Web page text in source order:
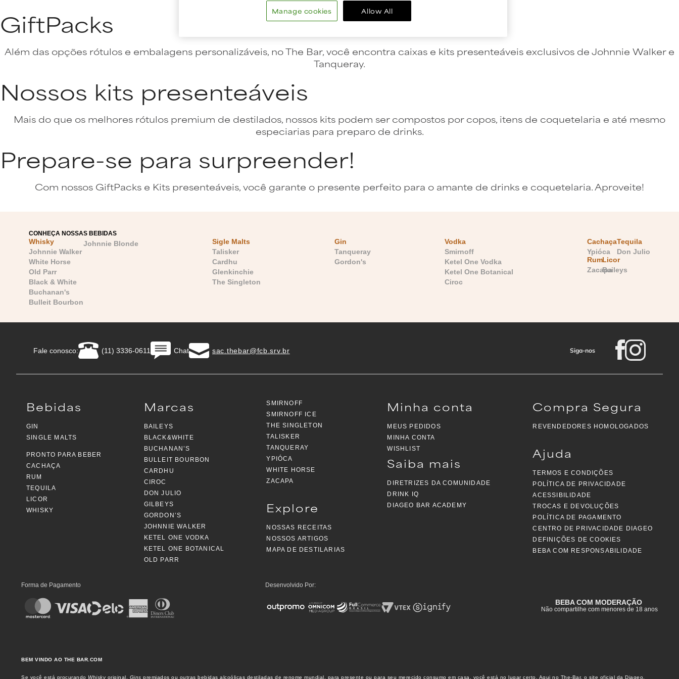
GiftPacks
Além das opções rótulos e embalagens personalizáveis, no The Bar, você encontra caixas e kits presenteáveis exclusivos de Johnnie Walker e
Tanqueray.
Nossos kits presenteáveis
Mais do que os melhores rótulos premium de destilados, nossos kits podem ser compostos por copos, itens de coquetelaria e até mesmo
especiarias para preparo de drinks.
Prepare-se para surpreender!
Com nossos GiftPacks e Kits presenteáveis, você garante o presente perfeito para o amante de drinks e coquetelaria. Aproveite!
CONHEÇA NOSSAS BEBIDAS
Whisky
Johnnie Walker
White Horse
Old Parr
Black & White
Buchanan's
Bulleit Bourbon
Johnnie Blonde
Sigle Malts
Talisker
Cardhu
Glenkinchie
The Singleton
Gin
Tanqueray
Gordon's
Vodka
Smirnoff
Ketel One Vodka
Ketel One Botanical
Ciroc
Cachaça
Ypióca
Tequila
Don Julio
Rum
Zacapa
Licor
Baileys
Fale conosco: (11) 3336-0611 Chat sac.thebar@fcb.srv.br Siga-nos
Bebidas
GIN
SINGLE MALTS
PRONTO PARA BEBER
CACHAÇA
RUM
TEQUILA
LICOR
WHISKY
Marcas
BAILEYS
BLACK&WHITE
BUCHANAN’S
BULLEIT BOURBON
CARDHU
CIROC
DON JULIO
GILBEYS
GORDON’S
JOHNNIE WALKER
KETEL ONE VODKA
KETEL ONE BOTANICAL
OLD PARR
SMIRNOFF
SMIRNOFF ICE
THE SINGLETON
TALISKER
TANQUERAY
YPIÓCA
WHITE HORSE
ZACAPA
Explore
NOSSAS RECEITAS
NOSSOS ARTIGOS
MAPA DE DESTILARIAS
Minha conta
MEUS PEDIDOS
MINHA CONTA
WISHLIST
Saiba mais
DIRETRIZES DA COMUNIDADE
DRINK IQ
DIAGEO BAR ACADEMY
Compra Segura
REVENDEDORES HOMOLOGADOS
Ajuda
TERMOS E CONDIÇÕES
POLÍTICA DE PRIVACIDADE
ACESSIBILIDADE
TROCAS E DEVOLUÇÕES
POLÍTICA DE PAGAMENTO
CENTRO DE PRIVACIDADE DIAGEO
DEFINIÇÕES DE COOKIES
BEBA COM RESPONSABILIDADE
Forma de Pagamento Desenvolvido Por:
BEBA COM MODERAÇÃO
Não compartilhe com menores de 18 anos
BEM VINDO AO THE BAR.COM
Se você está procurando Whiskyoriginal, Gins premiados ou outras bebidas alcoólicas destiladas de renome mundial, para presente ou para seu merecido consumo em casa, você está no lugar certo. Aqui no The-Bar, o site oficial da Diageo,
Allow All
Manage cookies